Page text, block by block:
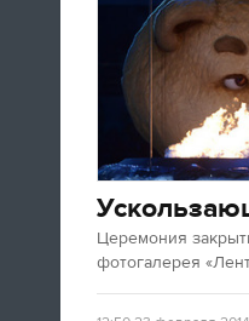
Церемония
фотогалерея